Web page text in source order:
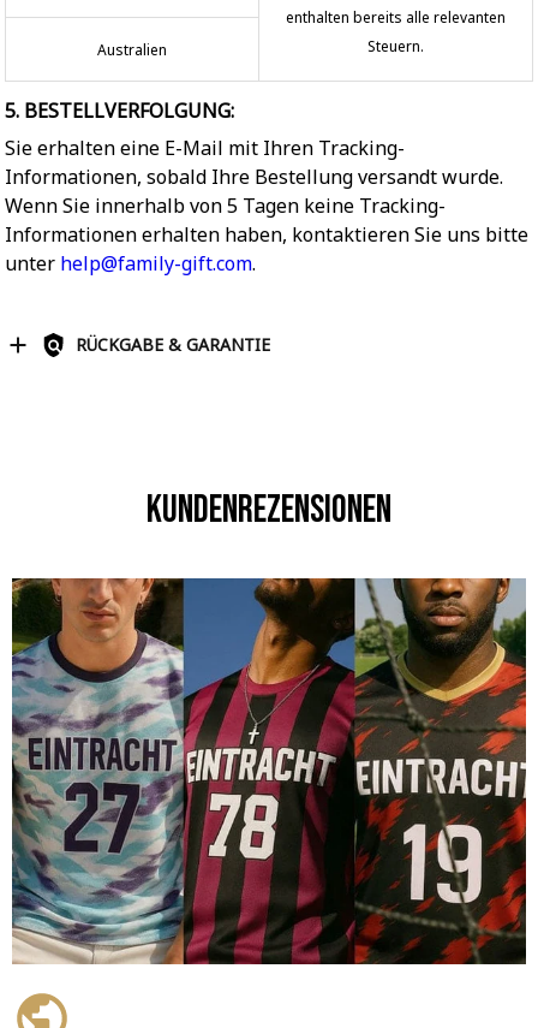
enthalten bereits alle relevanten
Steuern.
Australien
5. BESTELLVERFOLGUNG:
Sie erhalten eine E-Mail mit Ihren Tracking-
Informationen, sobald Ihre Bestellung versandt wurde.
Wenn Sie innerhalb von 5 Tagen keine Tracking-
Informationen erhalten haben, kontaktieren Sie uns bitte
unter help@family-gift.com.
RÜCKGABE & GARANTIE
Kundenrezensionen